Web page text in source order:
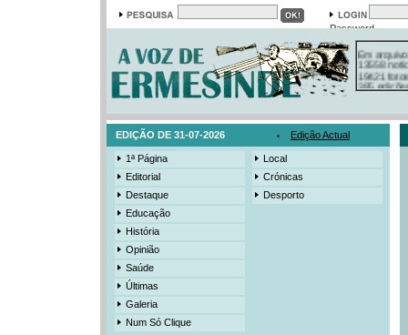
Password
Em arquivo
13558
19421
385
3206
EDIÇÃO DE 31-07-2026 Edição Actual
1ª Página
Editorial
Destaque
Educação
História
Opinião
Saúde
Últimas
Galeria
Num Só Clique
Local
Crónicas
Desporto